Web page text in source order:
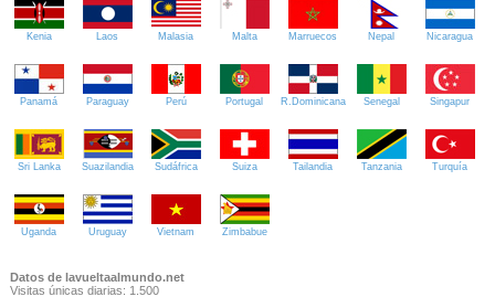
Kenia Laos Malasia Malta Marruecos Nepal Nicaragua
Panamá Paraguay Perú Portugal R.Dominicana Senegal Singapur
Sri Lanka Suazilandia Sudáfrica Suiza Tailandia Tanzania Turquía
Uganda Uruguay Vietnam Zimbabue
Datos de lavueltaalmundo.net
Visitas únicas diarias: 1.500